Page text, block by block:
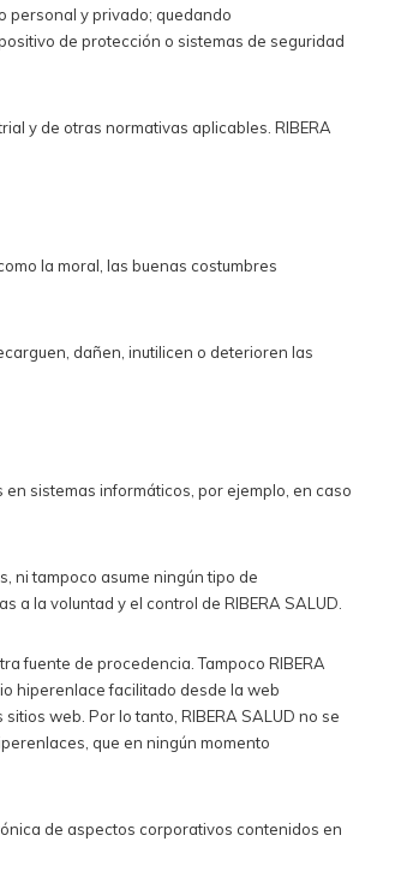
personal y privado; quedando
de protección o sistemas de seguridad
y de otras normativas aplicables. RIBERA
la moral, las buenas costumbres
dañen, inutilicen o deterioren las
sistemas informáticos, por ejemplo, en caso
ni tampoco asume ningún tipo de
la voluntad y el control de RIBERA SALUD.
fuente de procedencia. Tampoco RIBERA
hiperenlace facilitado desde la web
web. Por lo tanto, RIBERA SALUD no se
que en ningún momento
de aspectos corporativos contenidos en